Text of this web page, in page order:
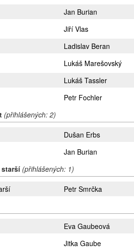
Jan Burian
Jiří Vlas
Ladislav Beran
Lukáš Marešovský
Lukáš Tassler
Petr Fochler
(přihlášených: 2)
Dušan Erbs
Jan Burian
starší (přihlášených: 1)
Petr Smrčka
Eva Gaubeová
Jitka Gaube